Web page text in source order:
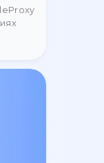
и
прокси-